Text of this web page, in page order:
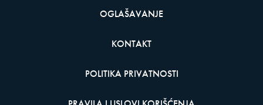
OGLAŠAVANJE
KONTAKT
POLITIKA PRIVATNOSTI